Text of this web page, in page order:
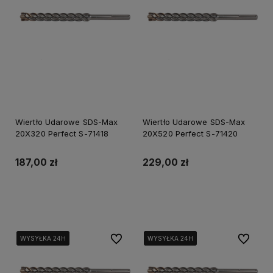
Wiertło Udarowe SDS-Max
20X320 Perfect S-71418
187,00 zł
Wiertło Udarowe SDS-Max
20X520 Perfect S-71420
229,00 zł
WYSYŁKA 24H
WYSYŁKA 24H
WYSYŁKA 24H Do ulubionychWYSYŁKA 24H
WYSYŁKA 24H
WYSYŁKA 24H Do